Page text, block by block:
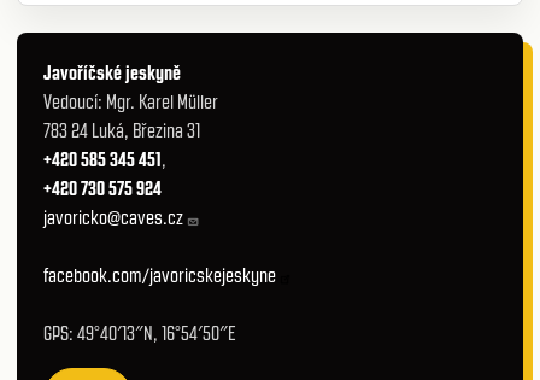
Javoříčské jeskyně
Vedoucí: Mgr. Karel Müller
783 24 Luká, Březina 31
+420 585 345 451,
+420 730 575 924
javoricko@caves.cz
facebook.com/javoricskejeskyne
GPS: 49°40′13″N, 16°54′50″E